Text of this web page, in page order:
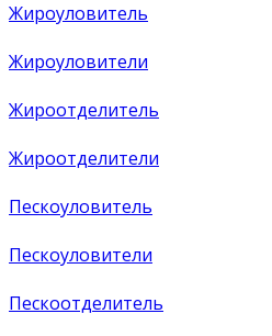
Жироуловитель
Жироуловители
Жироотделитель
Жироотделители
Пескоуловитель
Пескоуловители
Пескоотделитель